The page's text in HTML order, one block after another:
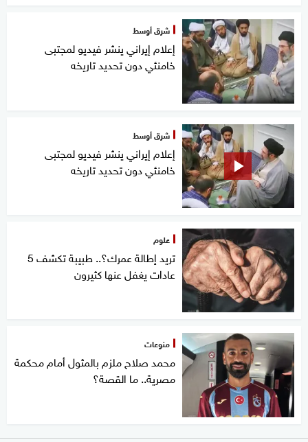
شرق أوسط
إعلام إيراني ينشر فيديو لمجتبى
خامنئي دون تحديد تاريخه
شرق أوسط
إعلام إيراني ينشر فيديو لمجتبى
خامنئي دون تحديد تاريخه
علوم
تريد إطالة عمرك؟.. طبيبة تكشف 5
عادات يغفل عنها كثيرون
منوعات
محمد صلاح ملزم بالمثول أمام محكمة
مصرية.. ما القصة؟